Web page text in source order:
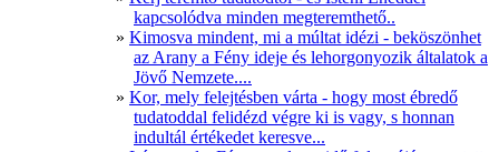
kapcsolódva minden megteremthető..
Kimosva mindent, mi a múltat idézi - beköszönhet
az Arany a Fény ideje és lehorgonyozik általatok a
Jövő Nemzete....
Kor, mely felejtésben várta - hogy most ébredő
tudatoddal felidézd végre ki is vagy, s honnan
indultál értékedet keresve...